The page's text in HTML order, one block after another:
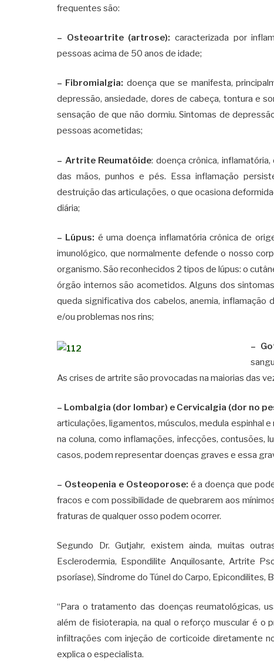
frequentes são:
– Osteoartrite (artrose): caracterizada por
pessoas acima de 50 anos de idade;
– Fibromialgia: doença que se manifesta,
depressão, ansiedade, dores de cabeça, tontura e
sensação de que não dormiu. Sintomas de
pessoas acometidas;
– Artrite Reumatóide: doença crônica,
das mãos, punhos e pés. Essa inflamação
destruição das articulações, o que ocasiona
diária;
– Lúpus: é uma doença inflamatória crônica de
imunológico, que normalmente defende o nosso
organismo. São reconhecidos 2 tipos de lúpus: o
órgão internos são acometidos. Alguns dos
queda significativa dos cabelos, anemia, inflamação
e/ou problemas nos rins;
–
As crises de artrite são provocadas na maiorias das
– Lombalgia (dor lombar) e Cervicalgia (dor no
articulações, ligamentos, músculos, medula espinhal
na coluna, como inflamações, infecções, contusões,
casos, podem representar doenças graves e essa
– Osteopenia e Osteoporose: é a doença que
fracos e com possibilidade de quebrarem aos
fraturas de qualquer osso podem ocorrer.
Segundo Dr. Gutjahr, existem ainda, muitas
Esclerodermia, Espondilite Anquilosante, Artrite
psoríase), Síndrome do Túnel do Carpo, Epicondilites,
“Para o tratamento das doenças reumatológicas,
além de fisioterapia, na qual o reforço muscular é o
infiltrações com injeção de corticoide diretamente
explica o especialista.